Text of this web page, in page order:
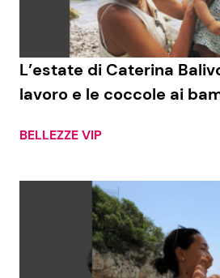
L’estate di Caterina
lavoro e le coccole ai
BELLEZZE VIP